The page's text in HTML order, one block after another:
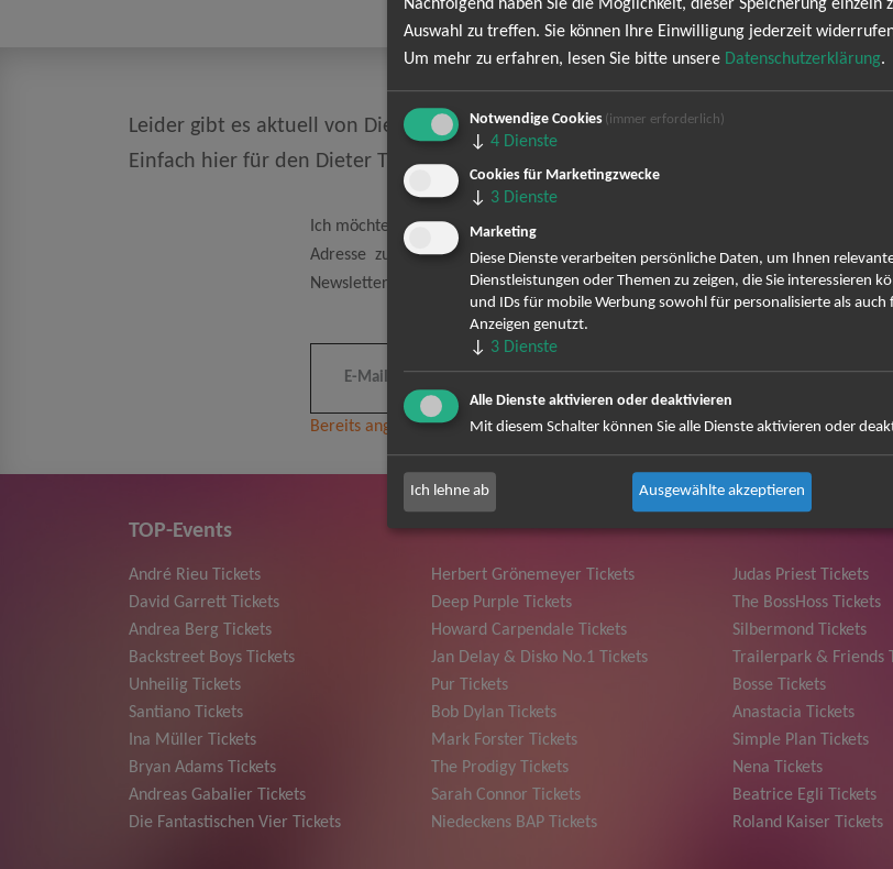
NEWSLETTER
Leider gibt es aktuell von Dieter Thomas Kuhn keine Termine. Wir informieren
Einfach hier für den Dieter Thomas Kuhn Newsletter anmelden und keine
Ich möchte den regelmäßig erscheinenden Newsletter abonnieren und bin
Adresse zum Zweck der Zustellung des Newsletters entsprechend der
Newsletter kann ich jederzeit wieder abbestellen.
Bereits angemeldet? Hier können Sie sich abmelden ...
TOP-Events
André Rieu Tickets
David Garrett Tickets
Andrea Berg Tickets
Backstreet Boys Tickets
Unheilig Tickets
Santiano Tickets
Ina Müller Tickets
Bryan Adams Tickets
Andreas Gabalier Tickets
Die Fantastischen Vier Tickets
Herbert Grönemeyer Tickets
Deep Purple Tickets
Howard Carpendale Tickets
Jan Delay & Disko No.1 Tickets
Pur Tickets
Bob Dylan Tickets
Mark Forster Tickets
The Prodigy Tickets
Sarah Connor Tickets
Niedeckens BAP Tickets
Judas Priest Tickets
The BossHoss Tickets
Silbermond Tickets
Trailerpark & Friends
Bosse Tickets
Anastacia Tickets
Simple Plan Tickets
Nena Tickets
Beatrice Egli Tickets
Roland Kaiser Tickets
Nachfolgend haben Sie die Möglichkeit, dieser Speicherung einzeln
Auswahl zu treffen. Sie können Ihre Einwilligung jederzeit
Um mehr zu erfahren, lesen Sie bitte unsere Datenschutzerklärung.
Notwendige Cookies (immer erforderlich)
↓ 4 Dienste
Cookies für Marketingzwecke
↓ 3 Dienste
Marketing
Diese Dienste verarbeiten persönliche Daten, um Ihnen
Dienstleistungen oder Themen zu zeigen, die Sie interessieren
und IDs für mobile Werbung sowohl für personalisierte als
Anzeigen genutzt.
↓ 3 Dienste
Alle Dienste aktivieren oder deaktivieren
Mit diesem Schalter können Sie alle Dienste aktivieren oder
Ich lehne ab Ausgewählte akzeptieren